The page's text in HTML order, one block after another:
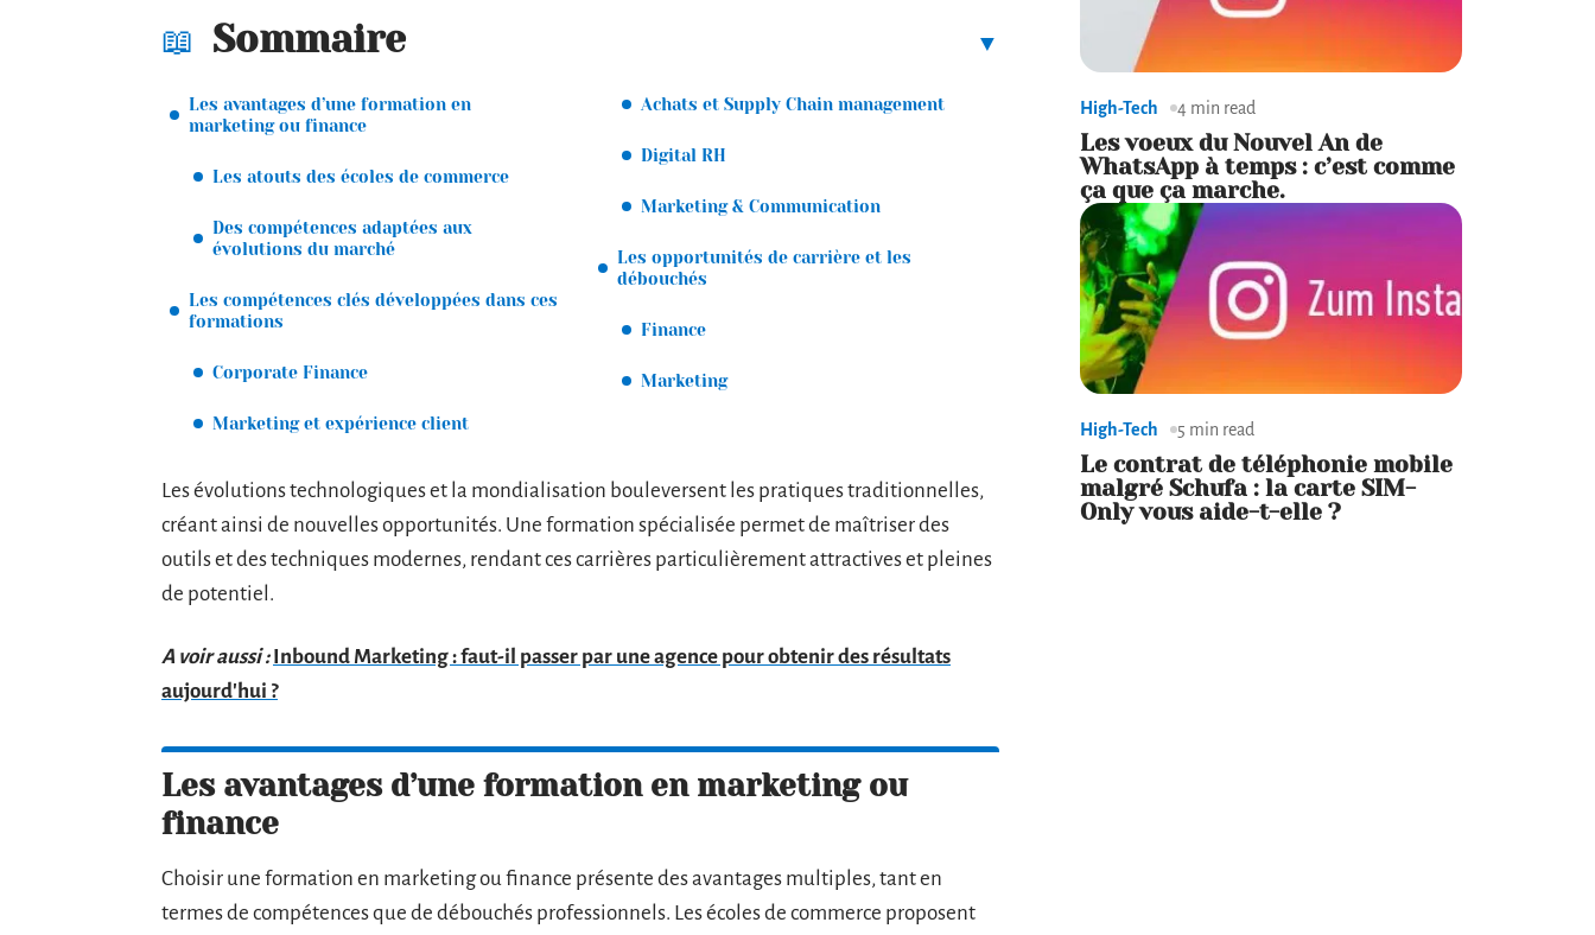
Sommaire
Les avantages d’une formation en
marketing ou finance
Les atouts des écoles de commerce
Des compétences adaptées aux
évolutions du marché
Les compétences clés développées dans ces
formations
Corporate Finance
Marketing et expérience client
Achats et Supply Chain management
Digital RH
Marketing & Communication
Les opportunités de carrière et les
débouchés
Finance
Marketing
Les évolutions technologiques et la mondialisation bouleversent les pratiques traditionnelles,
créant ainsi de nouvelles opportunités. Une formation spécialisée permet de maîtriser des
outils et des techniques modernes, rendant ces carrières particulièrement attractives et pleines
de potentiel.
A voir aussi : Inbound Marketing : faut-il passer par une agence pour obtenir des résultats
aujourd'hui ?
Les avantages d’une formation en marketing ou
finance
Choisir une formation en marketing ou finance présente des avantages multiples, tant en
termes de compétences que de débouchés professionnels. Les écoles de commerce proposent
High-Tech 4 min read
Les voeux du Nouvel An de
WhatsApp à temps : c’est comme
ça que ça marche.
High-Tech 5 min read
Le contrat de téléphonie mobile
malgré Schufa : la carte SIM-
Only vous aide-t-elle ?